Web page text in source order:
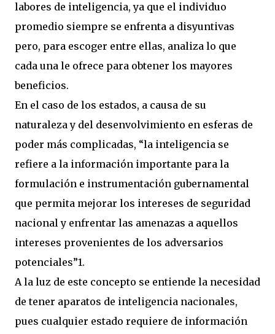
labores de inteligencia, ya que el individuo
promedio siempre se enfrenta a disyuntivas
pero, para escoger entre ellas, analiza lo que
cada una le ofrece para obtener los mayores
beneficios.
En el caso de los estados, a causa de su
naturaleza y del desenvolvimiento en esferas de
poder más complicadas, “la inteligencia se
refiere a la información importante para la
formulación e instrumentación gubernamental
que permita mejorar los intereses de seguridad
nacional y enfrentar las amenazas a aquellos
intereses provenientes de los adversarios
potenciales”1.
A la luz de este concepto se entiende la necesidad
de tener aparatos de inteligencia nacionales,
pues cualquier estado requiere de información